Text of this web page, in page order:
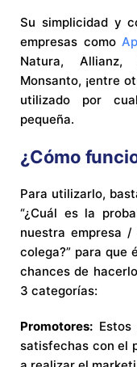
Su simplicidad y
empresas como
Natura, Allianz,
Monsanto, ¡entre
utilizado por
pequeña.
¿Cómo
Para utilizarlo,
“¿Cuál es la
nuestra empresa
colega?” para que
chances de
3 categorías:
Promotores:
satisfechas con el